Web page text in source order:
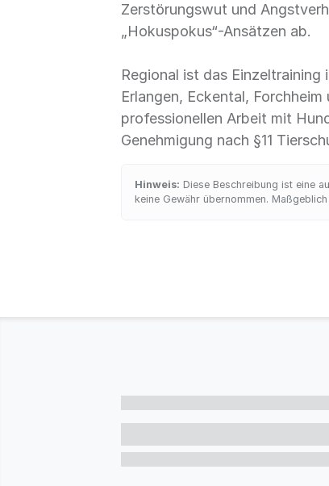
Zerstörungswut und
„Hokuspokus“-Ansätzen ab.
Regional ist das
Erlangen, Eckental,
professionellen Arbeit mit
Genehmigung nach §11
Hinweis: Diese Beschreibung ist eine
keine Gewähr übernommen.